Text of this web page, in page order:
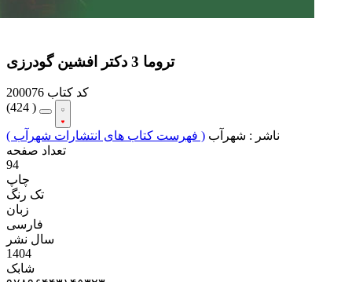
تروما 3 دکتر افشین گودرزی
کد کتاب 200076
(424 )
ناشر : شهرآب ( فهرست کتاب های انتشارات شهرآب )
تعداد صفحه
94
چاپ
تک رنگ
زبان
فارسی
سال نشر
1404
شابک